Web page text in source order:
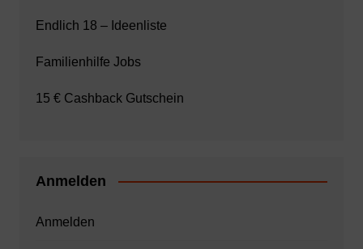
Endlich 18 – Ideenliste
Familienhilfe Jobs
15 € Cashback Gutschein
Anmelden
Anmelden